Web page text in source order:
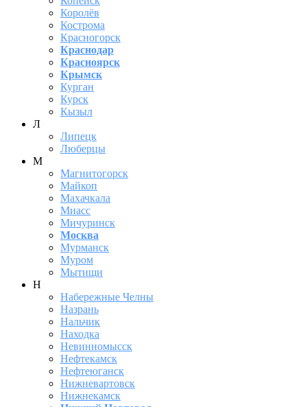
Королёв
Кострома
Красногорск
Краснодар
Красноярск
Крымск
Курган
Курск
Кызыл
Л
Липецк
Люберцы
М
Магнитогорск
Майкоп
Махачкала
Миасс
Мичуринск
Москва
Мурманск
Муром
Мытищи
Н
Набережные Челны
Назрань
Нальчик
Находка
Невинномысск
Нефтекамск
Нефтеюганск
Нижневартовск
Нижнекамск